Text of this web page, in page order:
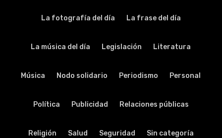
La fotografía del día La frase del día
La música del día Legislación Literatura
Música Nodo solidario Periodismo Personal
Política Publicidad Relaciones públicas
Religión Salud Seguridad Sin categoría